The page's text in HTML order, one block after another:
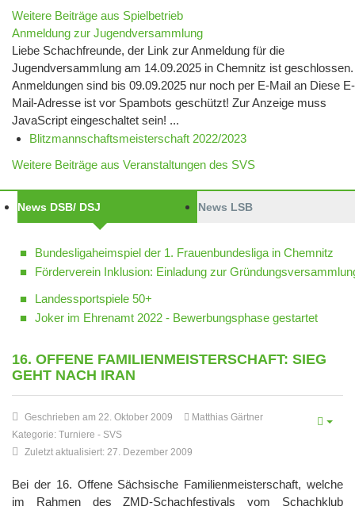
Weitere Beiträge aus Spielbetrieb
Anmeldung zur Jugendversammlung
Liebe Schachfreunde, der Link zur Anmeldung für die
Jugendversammlung am 14.09.2025 in Chemnitz ist geschlossen.
Anmeldungen sind bis 09.09.2025 nur noch per E-Mail an Diese E-
Mail-Adresse ist vor Spambots geschützt! Zur Anzeige muss
JavaScript eingeschaltet sein! ...
Blitzmannschaftsmeisterschaft 2022/2023
Weitere Beiträge aus Veranstaltungen des SVS
News DSB/ DSJ News LSB
Bundesligaheimspiel der 1. Frauenbundesliga in Chemnitz
Förderverein Inklusion: Einladung zur
Landessportspiele 50+
Joker im Ehrenamt 2022 - Bewerbungsphase gestartet
16. OFFENE FAMILIENMEISTERSCHAFT: SIEG
GEHT NACH IRAN
Geschrieben am 22. Oktober 2009
Matthias Gärtner
Kategorie: Turniere - SVS
Zuletzt aktualisiert: 27. Dezember 2009
Bei der 16. Offene Sächsische Familienmeisterschaft, welche
im Rahmen des ZMD-Schachfestivals vom Schachklub